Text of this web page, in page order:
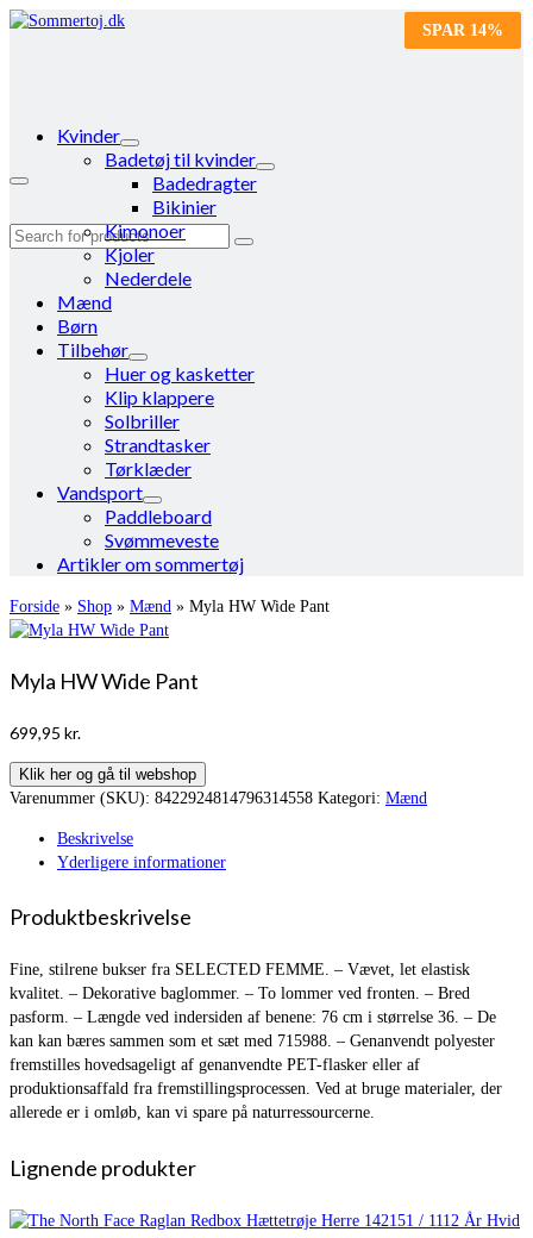
Search
Kvinder
Badetøj til kvinder
Badedragter
Bikinier
Kimonoer
Kjoler
Nederdele
Mænd
Børn
Tilbehør
Huer og kasketter
Klip klappere
Solbriller
Strandtasker
Tørklæder
Vandsport
Paddleboard
Svømmeveste
Artikler om sommertøj
Forside » Shop » Mænd » Myla HW Wide Pant
Myla HW Wide Pant
699,95 kr.
Klik her og gå til webshop
Varenummer (SKU): 8422924814796314558 Kategori: Mænd
Beskrivelse
Yderligere informationer
Produktbeskrivelse
Fine, stilrene bukser fra SELECTED FEMME. – Vævet, let elastisk
kvalitet. – Dekorative baglommer. – To lommer ved fronten. – Bred
pasform. – Længde ved indersiden af benene: 76 cm i størrelse 36. – De
kan kan bæres sammen som et sæt med 715988. – Genanvendt polyester
fremstilles hovedsageligt af genanvendte PET-flasker eller af
produktionsaffald fra fremstillingsprocessen. Ved at bruge materialer, der
allerede er i omløb, kan vi spare på naturressourcerne.
Lignende produkter
SPAR 14%
SPAR 14%